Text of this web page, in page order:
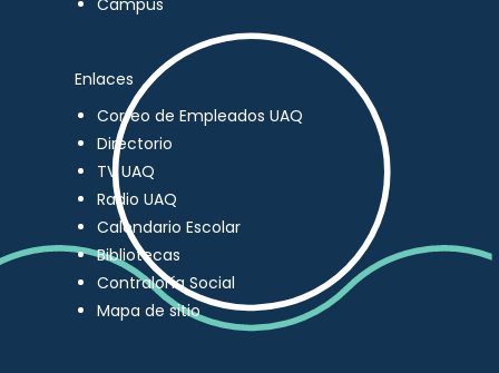
Campus
Enlaces
Correo de Empleados UAQ
Directorio
TV UAQ
Radio UAQ
Calendario Escolar
Bibliotecas
Contraloría Social
Mapa de sitio